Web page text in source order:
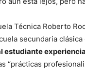
Técnica Roberto
secundaria
estudiante
“prácticas